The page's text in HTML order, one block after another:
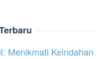
Menikmati Keindahan